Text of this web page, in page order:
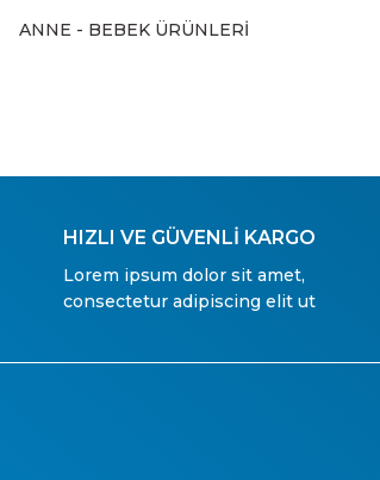
ANNE - BEBEK ÜRÜNLERİ
HIZLI VE GÜVENLİ KARGO
Lorem ipsum dolor sit amet,
consectetur adipiscing elit ut